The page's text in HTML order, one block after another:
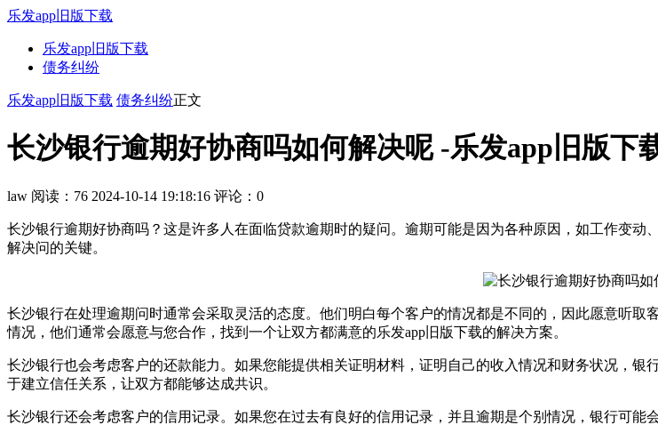
乐发app旧版下载
乐发app旧版下载
债务纠纷
乐发app旧版下载 债务纠纷正文
长沙银行逾期好协商吗如何解决呢 -乐发app旧版下
law 阅读：76 2024-10-14 19:18:16 评论：0
长沙银行逾期好协商吗？这是许多人在面临贷款逾期时的疑问。逾期可能是因为各种原因，如工作变
解决问的关键。
长沙银行在处理逾期问时通常会采取灵活的态度。他们明白每个客户的情况都是不同的，因此愿意听
情况，他们通常会愿意与您合作，找到一个让双方都满意的乐发app旧版下载的解决方案。
长沙银行也会考虑客户的还款能力。如果您能提供相关证明材料，证明自己的收入情况和财务状况，
于建立信任关系，让双方都能够达成共识。
长沙银行还会考虑客户的信用记录。如果您在过去有良好的信用记录，并且逾期是个别情况，银行可